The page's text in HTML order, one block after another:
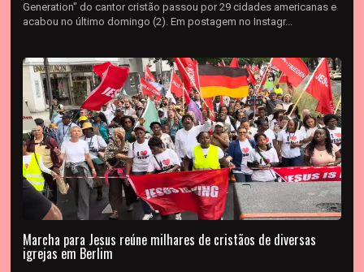
Generation" do cantor cristão passou por 29 cidades americanas e
acabou no último domingo (2). Em postagem no Instagr...
Marcha para Jesus reúne milhares de cristãos de diversas
igrejas em Berlim